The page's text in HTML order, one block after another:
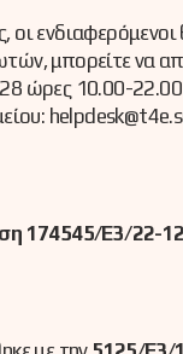
οι
μπορείτε να
ώρες 10.00-22.00
174545/Ε3/22-